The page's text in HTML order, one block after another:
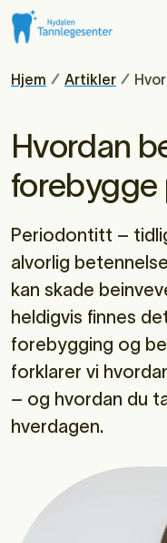
Hjem Artikler
Hvordan
Periodontitt –
alvorlig
kan skade
heldigvis finnes
forebygging og
forklarer vi
– og hvordan du
hverdagen.